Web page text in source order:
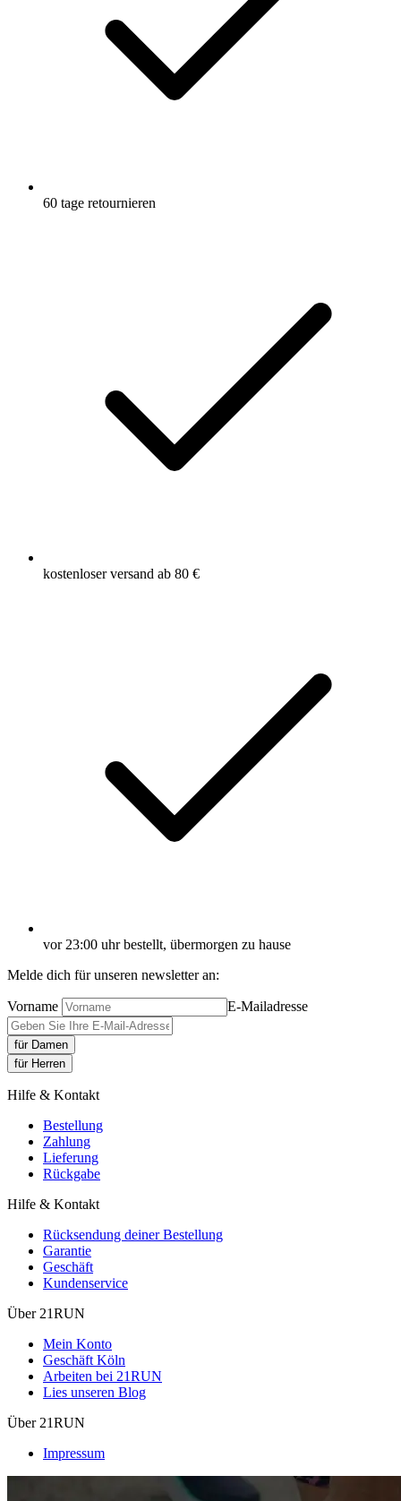
60 tage retournieren
kostenloser versand ab 80 €
vor 23:00 uhr bestellt, übermorgen zu hause
Melde dich für unseren newsletter an:
Vorname E-Mailadresse
für Damen
für Herren
Hilfe & Kontakt
Bestellung
Zahlung
Lieferung
Rückgabe
Hilfe & Kontakt
Rücksendung deiner Bestellung
Garantie
Geschäft
Kundenservice
Über 21RUN
Mein Konto
Geschäft Köln
Arbeiten bei 21RUN
Lies unseren Blog
Über 21RUN
Impressum